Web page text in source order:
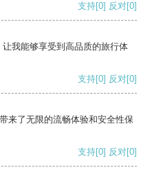
支持[0] 反对[0]
我能够享受到高品质的旅行体
支持[0] 反对[0]
来了无限的流畅体验和安全性保
支持[0] 反对[0]